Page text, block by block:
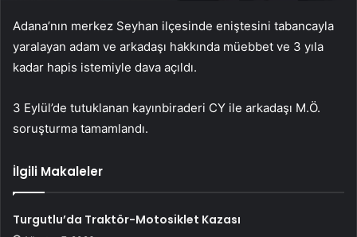
Adana’nın merkez Seyhan ilçesinde eniştesini tabancayla
yaralayan adam ve arkadaşı hakkında müebbet ve 3 yıla
kadar hapis istemiyle dava açıldı.
3 Eylül’de tutuklanan kayınbiraderi CY ile arkadaşı M.Ö.
soruşturma tamamlandı.
İlgili Makaleler
Turgutlu’da Traktör-Motosiklet Kazası